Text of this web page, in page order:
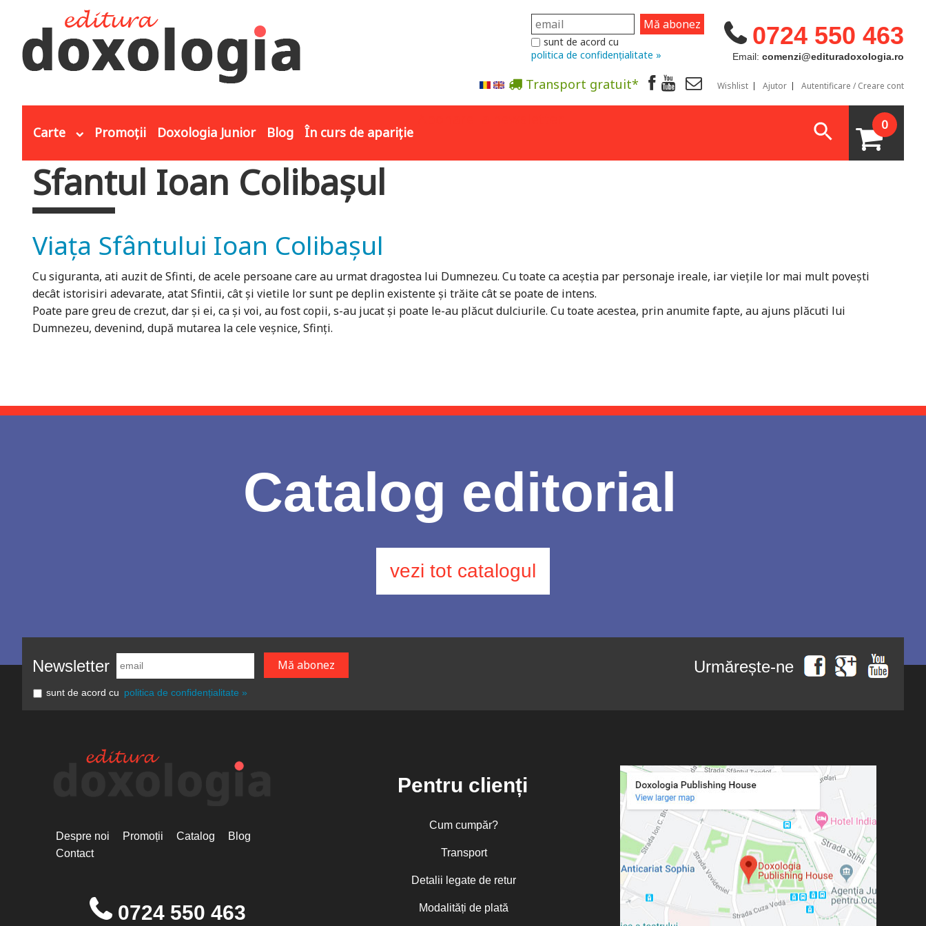
0724 550 463
Email: comenzi@edituradoxologia.ro
sunt de acord cu
politica de confidențialitate »
Transport gratuit* Wishlist Ajutor Autentificare / Creare cont
Carte Promoții Doxologia Junior Blog În curs de apariție 0
Eşti aici
Sfantul Ioan Colibașul
Viața Sfântului Ioan Colibașul
Cu siguranta, ati auzit de Sfinti, de acele persoane care au urmat dragostea lui Dumnezeu. Cu toate ca aceștia par personaje ireale, iar viețile lor mai mult povești
decât istorisiri adevarate, atat Sfintii, cât și vietile lor sunt pe deplin existente și trăite cât se poate de intens.
Poate pare greu de crezut, dar și ei, ca și voi, au fost copii, s-au jucat și poate le-au plăcut dulciurile. Cu toate acestea, prin anumite fapte, au ajuns plăcuti lui
Dumnezeu, devenind, după mutarea la cele veșnice, Sfinți.
Catalog editorial
vezi tot catalogul
Newsletter
sunt de acord cu politica de confidențialitate »
Urmărește-ne
Despre noi Promoții Catalog
Blog
Contact
0724 550 463
Pentru clienți
Cum cumpăr?
Transport
Detalii legate de retur
Modalități de plată